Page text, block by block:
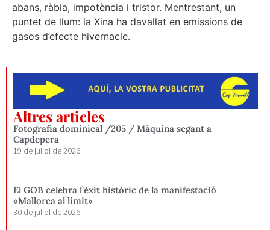
abans, ràbia, impotència i tristor. Mentrestant, un
puntet de llum: la Xina ha davallat en emissions de
gasos d’efecte hivernacle.
Altres articles
Fotografia dominical /205 / Màquina segant a
Capdepera
19 de juliol de 2026
El GOB celebra l’èxit històric de la manifestació
«Mallorca al límit»
30 de juliol de 2026